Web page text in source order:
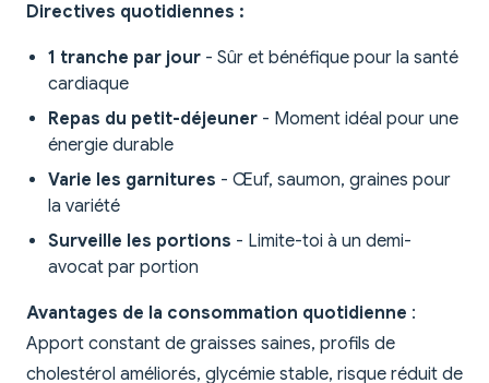
Directives quotidiennes :
1 tranche par jour - Sûr et bénéfique pour la santé
cardiaque
Repas du petit-déjeuner - Moment idéal pour une
énergie durable
Varie les garnitures - Œuf, saumon, graines pour
la variété
Surveille les portions - Limite-toi à un demi-
avocat par portion
Avantages de la consommation quotidienne :
Apport constant de graisses saines, profils de
cholestérol améliorés, glycémie stable, risque réduit de